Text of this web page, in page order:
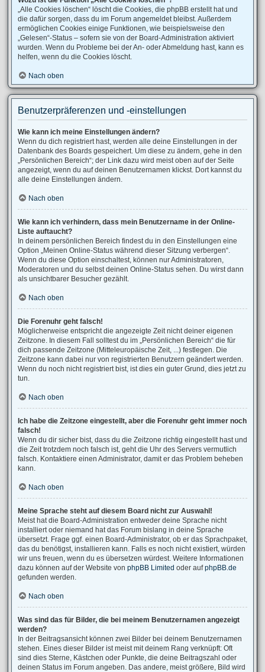
„Alle Cookies löschen“ löscht die Cookies, die phpBB erstellt hat und
die dafür sorgen, dass du im Forum angemeldet bleibst. Außerdem
ermöglichen Cookies einige Funktionen, wie beispielsweise den
„Gelesen“-Status – sofern sie von der Board-Administration aktiviert
wurden. Wenn du Probleme bei der An- oder Abmeldung hast, kann es
helfen, wenn du die Cookies löscht.
Nach oben
Benutzerpräferenzen und -einstellungen
Wie kann ich meine Einstellungen ändern?
Wenn du dich registriert hast, werden alle deine Einstellungen in der
Datenbank des Boards gespeichert. Um diese zu ändern, gehe in den
„Persönlichen Bereich“; der Link dazu wird meist oben auf der Seite
angezeigt, wenn du auf deinen Benutzernamen klickst. Dort kannst du
alle deine Einstellungen ändern.
Nach oben
Wie kann ich verhindern, dass mein Benutzername in der Online-
Liste auftaucht?
In deinem persönlichen Bereich findest du in den Einstellungen eine
Option „Meinen Online-Status während dieser Sitzung verbergen“.
Wenn du diese Option einschaltest, können nur Administratoren,
Moderatoren und du selbst deinen Online-Status sehen. Du wirst dann
als unsichtbarer Besucher gezählt.
Nach oben
Die Forenuhr geht falsch!
Möglicherweise entspricht die angezeigte Zeit nicht deiner eigenen
Zeitzone. In diesem Fall solltest du im „Persönlichen Bereich“ die für
dich passende Zeitzone (Mitteleuropäische Zeit, ...) festlegen. Die
Zeitzone kann dabei nur von registrierten Benutzern geändert werden.
Wenn du noch nicht registriert bist, ist dies ein guter Grund, dies jetzt zu
tun.
Nach oben
Ich habe die Zeitzone eingestellt, aber die Forenuhr geht immer noch
falsch!
Wenn du dir sicher bist, dass du die Zeitzone richtig eingestellt hast und
die Zeit trotzdem noch falsch ist, geht die Uhr des Servers vermutlich
falsch. Kontaktiere einen Administrator, damit er das Problem beheben
kann.
Nach oben
Meine Sprache steht auf diesem Board nicht zur Auswahl!
Meist hat die Board-Administration entweder deine Sprache nicht
installiert oder niemand hat das Forum bislang in deine Sprache
übersetzt. Frage ggf. einen Board-Administrator, ob er das Sprachpaket,
das du benötigst, installieren kann. Falls es noch nicht existiert, würden
wir uns freuen, wenn du es übersetzen würdest. Weitere Informationen
dazu können auf der Website von phpBB Limited oder aufphpBB.de
gefunden werden.
Nach oben
Was sind das für Bilder, die bei meinem Benutzernamen angezeigt
werden?
In der Beitragsansicht können zwei Bilder bei deinem Benutzernamen
stehen. Eines dieser Bilder ist meist mit deinem Rang verknüpft: Oft
sind dies Sterne, Kästchen oder Punkte, die deine Beitragszahl oder
deinen Status im Forum angeben. Das andere, meist größere, Bild wird